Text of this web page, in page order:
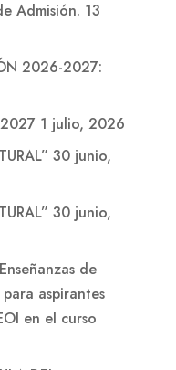
Admisión. 13
2026-2027:
1 julio, 2026
30 junio,
30 junio,
de
aspirantes
en el curso